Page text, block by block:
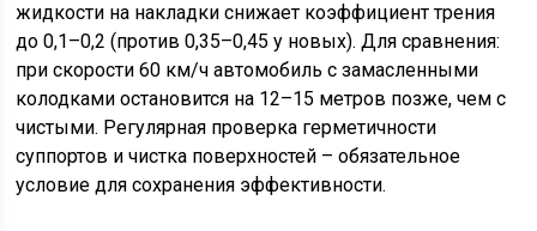
жидкости на накладки снижает коэффициент трения
до 0,1–0,2 (против 0,35–0,45 у новых). Для сравнения:
при скорости 60 км/ч автомобиль с замасленными
колодками остановится на 12–15 метров позже, чем с
чистыми. Регулярная проверка герметичности
суппортов и чистка поверхностей – обязательное
условие для сохранения эффективности.